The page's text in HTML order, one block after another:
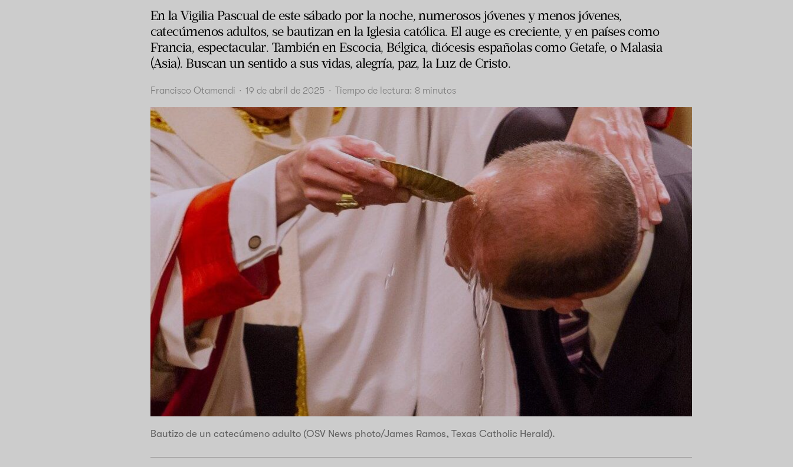
En la Vigilia Pascual de este sábado por la noche, numerosos jóvenes y menos jóvenes,
catecúmenos adultos, se bautizan en la Iglesia católica. El auge es creciente, y en países como
Francia, espectacular. También en Escocia, Bélgica, diócesis españolas como Getafe, o Malasia
(Asia). Buscan un sentido a sus vidas, alegría, paz, la Luz de Cristo.
Francisco Otamendi · 19 de abril de 2025 · Tiempo de lectura: 8 minutos
Bautizo de un catecúmeno adulto (OSV News photo/James Ramos, Texas Catholic Herald).